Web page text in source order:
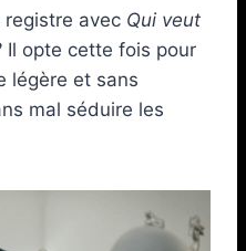
registre avec Qui veut
Il opte cette fois pour
légère et sans
mal séduire les